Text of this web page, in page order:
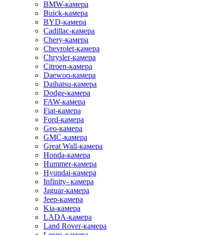
BMW-камера
Buick-камера
BYD-камера
Cadillac-камера
Chery-камера
Chevrolet-камера
Chrysler-камера
Citroen-камера
Daewoo-камера
Daihatsu-камера
Dodge-камера
FAW-камера
Fiat-камера
Ford-камера
Geo-камера
GMC-камера
Great Wall-камера
Honda-камера
Hummer-камера
Hyundai-камера
Infinity- камера
Jaguar-камера
Jeep-камера
Kia-камера
LADA-камера
Land Rover-камера